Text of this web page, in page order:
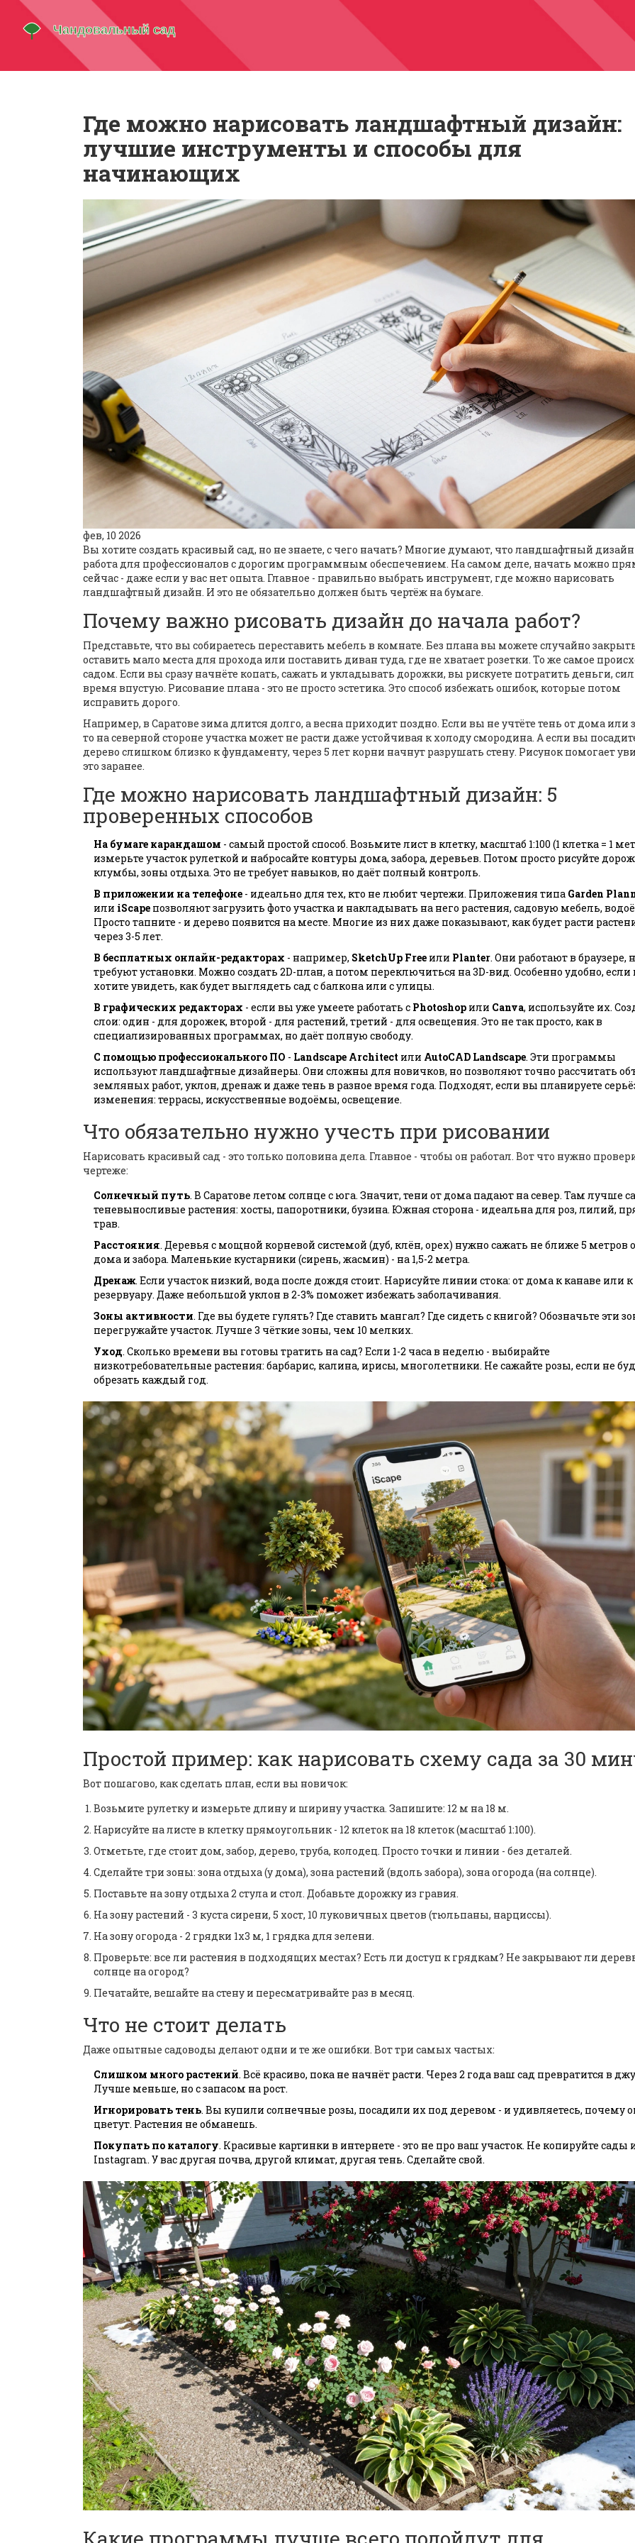
Где можно нарисовать ландшафтный дизайн:
лучшие инструменты и способы для
начинающих
фев, 10 2026
Вы хотите создать красивый сад, но не знаете, с чего начать? Многие думают, что ландшафтный дизайн
работа для профессионалов с дорогим программным обеспечением. На самом деле, начать можно
сейчас - даже если у вас нет опыта. Главное - правильно выбрать инструмент, где можно нарисовать
ландшафтный дизайн. И это не обязательно должен быть чертёж на бумаге.
Почему важно рисовать дизайн до начала работ?
Представьте, что вы собираетесь переставить мебель в комнате. Без плана вы можете случайно
оставить мало места для прохода или поставить диван туда, где не хватает розетки. То же самое
садом. Если вы сразу начнёте копать, сажать и укладывать дорожки, вы рискуете потратить деньги,
время впустую. Рисование плана - это не просто эстетика. Это способ избежать ошибок, которые потом
исправить дорого.
Например, в Саратове зима длится долго, а весна приходит поздно. Если вы не учтёте тень от дома или
то на северной стороне участка может не расти даже устойчивая к холоду смородина. А если вы
дерево слишком близко к фундаменту, через 5 лет корни начнут разрушать стену. Рисунок помогает
это заранее.
Где можно нарисовать ландшафтный дизайн: 5
проверенных способов
На бумаге карандашом - самый простой способ. Возьмите лист в клетку, масштаб 1:100 (1 клетка = 1
измерьте участок рулеткой и набросайте контуры дома, забора, деревьев. Потом просто рисуйте
клумбы, зоны отдыха. Это не требует навыков, но даёт полный контроль.
В приложении на телефоне - идеально для тех, кто не любит чертежи. Приложения типа Garden
или iScape позволяют загрузить фото участка и накладывать на него растения, садовую мебель,
Просто тапните - и дерево появится на месте. Многие из них даже показывают, как будет расти
через 3-5 лет.
В бесплатных онлайн-редакторах - например, SketchUp Free или Planter. Они работают в браузере,
требуют установки. Можно создать 2D-план, а потом переключиться на 3D-вид. Особенно удобно,
хотите увидеть, как будет выглядеть сад с балкона или с улицы.
В графических редакторах - если вы уже умеете работать с Photoshop или Canva, используйте их.
слои: один - для дорожек, второй - для растений, третий - для освещения. Это не так просто, как в
специализированных программах, но даёт полную свободу.
С помощью профессионального ПО - Landscape Architect или AutoCAD Landscape. Эти программы
используют ландшафтные дизайнеры. Они сложны для новичков, но позволяют точно рассчитать
земляных работ, уклон, дренаж и даже тень в разное время года. Подходят, если вы планируете
изменения: террасы, искусственные водоёмы, освещение.
Что обязательно нужно учесть при рисовании
Нарисовать красивый сад - это только половина дела. Главное - чтобы он работал. Вот что нужно
чертеже:
Солнечный путь. В Саратове летом солнце с юга. Значит, тени от дома падают на север. Там лучше
теневыносливые растения: хосты, папоротники, бузина. Южная сторона - идеальна для роз, лилий,
трав.
Расстояния. Деревья с мощной корневой системой (дуб, клён, орех) нужно сажать не ближе 5 метров
дома и забора. Маленькие кустарники (сирень, жасмин) - на 1,5-2 метра.
Дренаж. Если участок низкий, вода после дождя стоит. Нарисуйте линии стока: от дома к канаве или к
резервуару. Даже небольшой уклон в 2-3% поможет избежать заболачивания.
Зоны активности. Где вы будете гулять? Где ставить мангал? Где сидеть с книгой? Обозначьте эти
перегружайте участок. Лучше 3 чёткие зоны, чем 10 мелких.
Уход. Сколько времени вы готовы тратить на сад? Если 1-2 часа в неделю - выбирайте
низкотребовательные растения: барбарис, калина, ирисы, многолетники. Не сажайте розы, если не
обрезать каждый год.
Простой пример: как нарисовать схему сада за 30
Вот пошагово, как сделать план, если вы новичок:
Возьмите рулетку и измерьте длину и ширину участка. Запишите: 12 м на 18 м.
Нарисуйте на листе в клетку прямоугольник - 12 клеток на 18 клеток (масштаб 1:100).
Отметьте, где стоит дом, забор, дерево, труба, колодец. Просто точки и линии - без деталей.
Сделайте три зоны: зона отдыха (у дома), зона растений (вдоль забора), зона огорода (на солнце).
Поставьте на зону отдыха 2 стула и стол. Добавьте дорожку из гравия.
На зону растений - 3 куста сирени, 5 хост, 10 луковичных цветов (тюльпаны, нарциссы).
На зону огорода - 2 грядки 1х3 м, 1 грядка для зелени.
Проверьте: все ли растения в подходящих местах? Есть ли доступ к грядкам? Не закрывают ли
солнце на огород?
Печатайте, вешайте на стену и пересматривайте раз в месяц.
Что не стоит делать
Даже опытные садоводы делают одни и те же ошибки. Вот три самых частых:
Слишком много растений. Всё красиво, пока не начнёт расти. Через 2 года ваш сад превратится в
Лучше меньше, но с запасом на рост.
Игнорировать тень. Вы купили солнечные розы, посадили их под деревом - и удивляетесь, почему
цветут. Растения не обманешь.
Покупать по каталогу. Красивые картинки в интернете - это не про ваш участок. Не копируйте сады
Instagram. У вас другая почва, другой климат, другая тень. Сделайте свой.